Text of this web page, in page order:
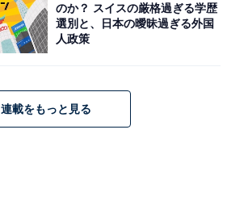
のか？ スイスの厳格過ぎる学歴
選別と、日本の曖昧過ぎる外国
人政策
連載をもっと見る